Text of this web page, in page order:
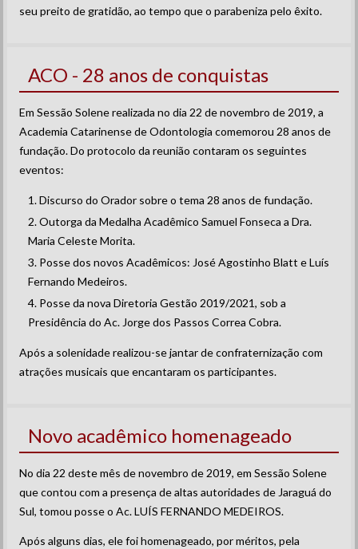
seu preito de gratidão, ao tempo que o parabeniza pelo êxito.
ACO - 28 anos de conquistas
Em Sessão Solene realizada no dia 22 de novembro de 2019, a
Academia Catarinense de Odontologia comemorou 28 anos de
fundação. Do protocolo da reunião contaram os seguintes
eventos:
Discurso do Orador sobre o tema 28 anos de fundação.
Outorga da Medalha Acadêmico Samuel Fonseca a Dra.
Maria Celeste Morita.
Posse dos novos Acadêmicos: José Agostinho Blatt e Luís
Fernando Medeiros.
Posse da nova Diretoria Gestão 2019/2021, sob a
Presidência do Ac. Jorge dos Passos Correa Cobra.
Após a solenidade realizou-se jantar de confraternização com
atrações musicais que encantaram os participantes.
Novo acadêmico homenageado
No dia 22 deste mês de novembro de 2019, em Sessão Solene
que contou com a presença de altas autoridades de Jaraguá do
Sul, tomou posse o Ac. LUÍS FERNANDO MEDEIROS.
Após alguns dias, ele foi homenageado, por méritos, pela